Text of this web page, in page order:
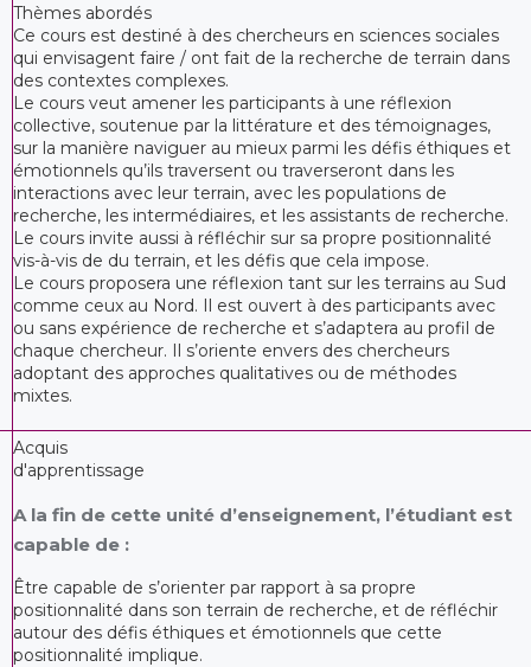
Thèmes abordés
Ce cours est destiné à des chercheurs en sciences sociales
qui envisagent faire / ont fait de la recherche de terrain dans
des contextes complexes.
Le cours veut amener les participants à une réflexion
collective, soutenue par la littérature et des témoignages,
sur la manière naviguer au mieux parmi les défis éthiques et
émotionnels qu’ils traversent ou traverseront dans les
interactions avec leur terrain, avec les populations de
recherche, les intermédiaires, et les assistants de recherche.
Le cours invite aussi à réfléchir sur sa propre positionnalité
vis-à-vis de du terrain, et les défis que cela impose.
Le cours proposera une réflexion tant sur les terrains au Sud
comme ceux au Nord. Il est ouvert à des participants avec
ou sans expérience de recherche et s’adaptera au profil de
chaque chercheur. Il s’oriente envers des chercheurs
adoptant des approches qualitatives ou de méthodes
mixtes.
Acquis
d'apprentissage
A la fin de cette unité d’enseignement, l’étudiant est
capable de :
Être capable de s’orienter par rapport à sa propre
positionnalité dans son terrain de recherche, et de réfléchir
autour des défis éthiques et émotionnels que cette
positionnalité implique.